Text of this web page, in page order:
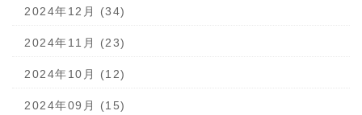
2024年12月 (34)
2024年11月 (23)
2024年10月 (12)
2024年09月 (15)